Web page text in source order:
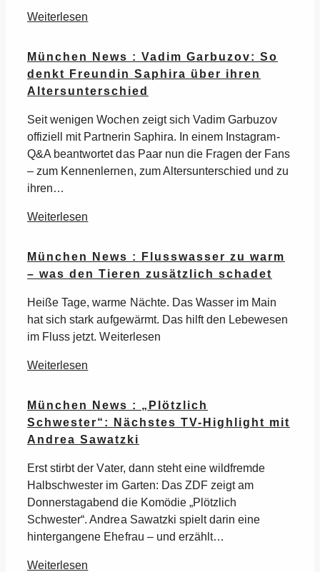
Weiterlesen
München News : Vadim Garbuzov: So
denkt Freundin Saphira über ihren
Altersunterschied
Seit wenigen Wochen zeigt sich Vadim Garbuzov
offiziell mit Partnerin Saphira. In einem Instagram-
Q&A beantwortet das Paar nun die Fragen der Fans
– zum Kennenlernen, zum Altersunterschied und zu
ihren…
Weiterlesen
München News : Flusswasser zu warm
– was den Tieren zusätzlich schadet
Heiße Tage, warme Nächte. Das Wasser im Main
hat sich stark aufgewärmt. Das hilft den Lebewesen
im Fluss jetzt. Weiterlesen
Weiterlesen
München News : „Plötzlich
Schwester“: Nächstes TV-Highlight mit
Andrea Sawatzki
Erst stirbt der Vater, dann steht eine wildfremde
Halbschwester im Garten: Das ZDF zeigt am
Donnerstagabend die Komödie „Plötzlich
Schwester“. Andrea Sawatzki spielt darin eine
hintergangene Ehefrau – und erzählt…
Weiterlesen